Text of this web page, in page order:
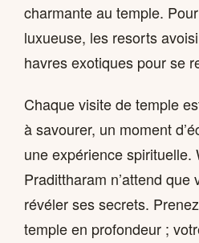
charmante au temple.
luxueuse, les resorts
havres exotiques pour se
Chaque visite de temple
à savourer, un moment
une expérience spirituelle.
Pradittharam n’attend
révéler ses secrets.
temple en profondeur ;